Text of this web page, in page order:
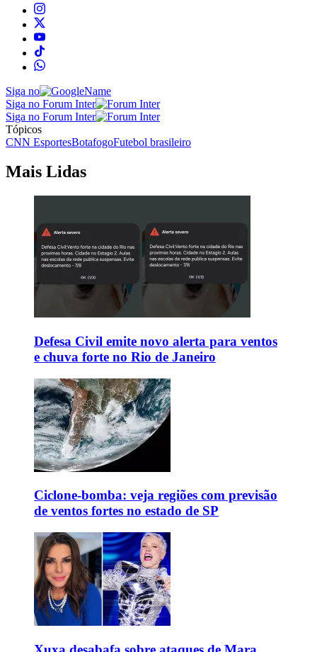
Siga no
Siga no Forum Inter
Siga no Forum Inter
Tópicos
CNN EsportesBotafogoFutebol brasileiro
Mais Lidas
Defesa Civil emite novo alerta para ventos
e chuva forte no Rio de Janeiro
Ciclone-bomba: veja regiões com previsão
de ventos fortes no estado de SP